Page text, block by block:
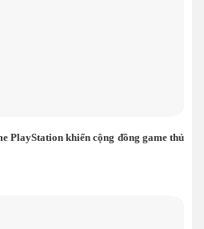
PlayStation khiến cộng đồng game thủ